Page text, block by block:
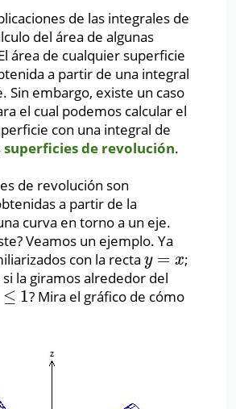
de las integrales de
del área de algunas
área de cualquier superficie
a partir de una integral
Sin embargo, existe un caso
el cual podemos calcular el
con una integral de
superficies de revolución.
de revolución son
a partir de la
curva en torno a un eje.
Veamos un ejemplo. Ya
con la recta y = x
y=x
;
si la giramos alrededor del
≤ 1? Mira el gráfico de cómo